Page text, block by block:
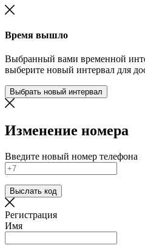
Время вышло
Выбранный вами временной
выберите новый интервал для
Выбрать новый интервал
Изменение номера
Введите новый номер телефона
Выслать код
Регистрация
Имя